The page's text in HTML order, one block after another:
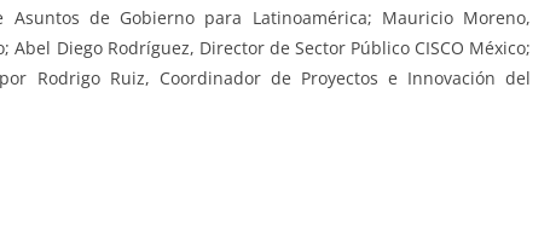
de Gobierno para Latinoamérica; Mauricio Moreno,
Abel Diego Rodríguez, Director de Sector Público CISCO México;
Rodrigo Ruiz, Coordinador de Proyectos e Innovación del